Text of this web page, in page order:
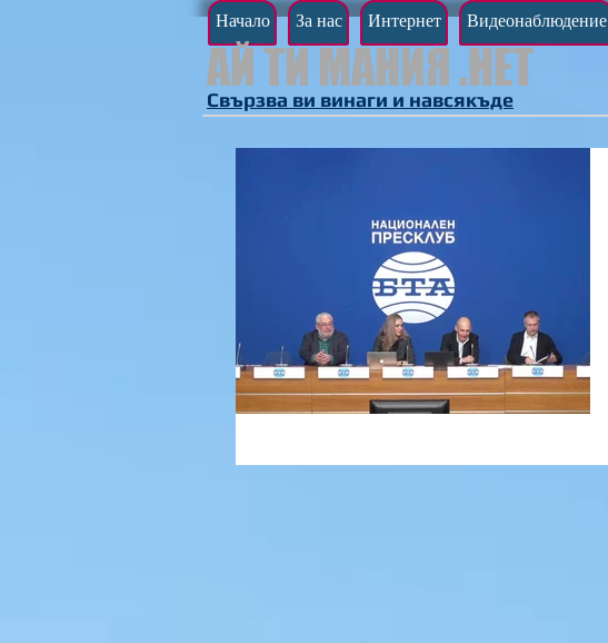
Начало За нас Интернет Видеонаблюдение
АЙ ТИ МАНИЯ .НЕТ
Свързва ви винаги и навсякъде